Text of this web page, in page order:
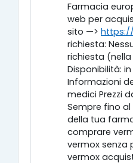
Farmacia
web per
sito —>
richiesta:
richiesta
Disponibilità:
Informazioni
medici Prezzi
Sempre fino
della tua
comprare
vermox senza
vermox